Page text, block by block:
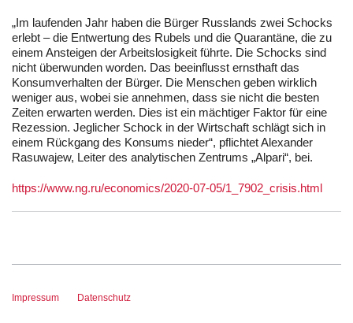
„Im laufenden Jahr haben die Bürger Russlands zwei Schocks
erlebt – die Entwertung des Rubels und die Quarantäne, die zu
einem Ansteigen der Arbeitslosigkeit führte. Die Schocks sind
nicht überwunden worden. Das beeinflusst ernsthaft das
Konsumverhalten der Bürger. Die Menschen geben wirklich
weniger aus, wobei sie annehmen, dass sie nicht die besten
Zeiten erwarten werden. Dies ist ein mächtiger Faktor für eine
Rezession. Jeglicher Schock in der Wirtschaft schlägt sich in
einem Rückgang des Konsums nieder“, pflichtet Alexander
Rasuwajew, Leiter des analytischen Zentrums „Alpari“, bei.
https://www.ng.ru/economics/2020-07-05/1_7902_crisis.html
Impressum Datenschutz